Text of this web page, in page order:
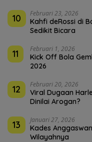
10 Februari 23, 2026
Kahfi deRossi di
Sedikit Bicara
11 Februari 1, 2026
Kick Off Bola
2026
12 Februari 20, 2026
Viral Dugaan
Dinilai Arogan?
13 Januari 27, 2026
Kades
Wilayahnya